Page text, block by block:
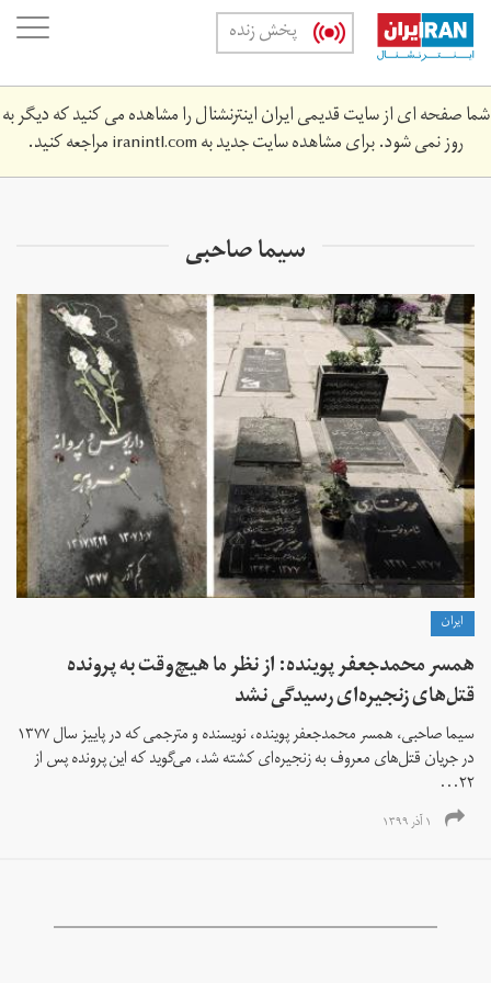
Skip
main
content
پخش زنده
شما صفحه ای از سایت قدیمی ایران اینترنشنال را مشاهده می کنید که دیگر به
روز نمی شود. برای مشاهده سایت جدید بهiranintl.comمراجعه کنید.
سیما صاحبی
ايران
همسر محمدجعفر پوینده: از نظر ما هیچ‌وقت به پرونده
قتل‌های زنجیره‌ای رسیدگی نشد
سیما صاحبی، همسر محمدجعفر پوینده، نویسنده و مترجمی که در پاییز سال ۱۳۷۷
در جریان قتل‌های معروف به زنجیره‌ای کشته شد، می‌گوید که این پرونده پس از
۲۲...
۱ آذر ۱۳۹۹